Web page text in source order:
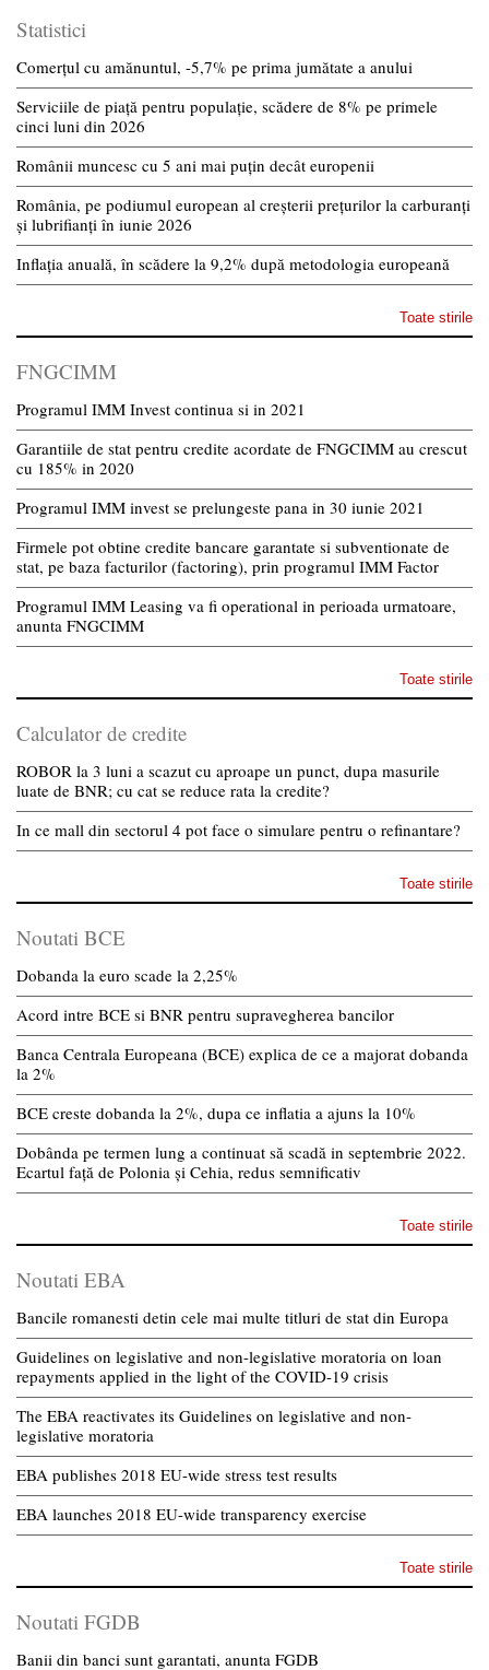
Statistici
Comerțul cu amănuntul, -5,7% pe prima jumătate a anului
Serviciile de piață pentru populație, scădere de 8% pe primele
cinci luni din 2026
Românii muncesc cu 5 ani mai puțin decât europenii
România, pe podiumul european al creșterii prețurilor la carburanți
și lubrifianți în iunie 2026
Inflația anuală, în scădere la 9,2% după metodologia europeană
Toate stirile
FNGCIMM
Programul IMM Invest continua si in 2021
Garantiile de stat pentru credite acordate de FNGCIMM au crescut
cu 185% in 2020
Programul IMM invest se prelungeste pana in 30 iunie 2021
Firmele pot obtine credite bancare garantate si subventionate de
stat, pe baza facturilor (factoring), prin programul IMM Factor
Programul IMM Leasing va fi operational in perioada urmatoare,
anunta FNGCIMM
Toate stirile
Calculator de credite
ROBOR la 3 luni a scazut cu aproape un punct, dupa masurile
luate de BNR; cu cat se reduce rata la credite?
In ce mall din sectorul 4 pot face o simulare pentru o refinantare?
Toate stirile
Noutati BCE
Dobanda la euro scade la 2,25%
Acord intre BCE si BNR pentru supravegherea bancilor
Banca Centrala Europeana (BCE) explica de ce a majorat dobanda
la 2%
BCE creste dobanda la 2%, dupa ce inflatia a ajuns la 10%
Dobânda pe termen lung a continuat să scadă in septembrie 2022.
Ecartul față de Polonia și Cehia, redus semnificativ
Toate stirile
Noutati EBA
Bancile romanesti detin cele mai multe titluri de stat din Europa
Guidelines on legislative and non-legislative moratoria on loan
repayments applied in the light of the COVID-19 crisis
The EBA reactivates its Guidelines on legislative and non-
legislative moratoria
EBA publishes 2018 EU-wide stress test results
EBA launches 2018 EU-wide transparency exercise
Toate stirile
Noutati FGDB
Banii din banci sunt garantati, anunta FGDB